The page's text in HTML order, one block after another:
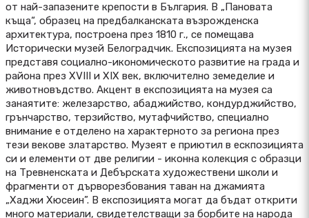
от най-запазените крепости в България. В „Пановата
къща“, образец на предбалканската възрожденска
архитектура, построена през 1810 г., се помещава
Исторически музей Белоградчик. Експозицията на музея
представя социално-икономическото развитие на града и
района през XVIII и XIX век, включително земеделие и
животновъдство. Акцент в експозицията на музея са
занаятите: железарство, абаджийство, кондурджийство,
грънчарство, терзийство, мутафчийство, специално
внимание е отделено на характерното за региона през
тези векове златарство. Музеят е приютил в ескпозицията
си и елементи от две религии - иконна колекция с образци
на Тревненската и Дебърската художествени школи и
фрагменти от дърворезбования таван на джамията
„Хаджи Хюсеин”. В експозицията могат да бъдат открити
много материали, свидетелстващи за борбите на народа